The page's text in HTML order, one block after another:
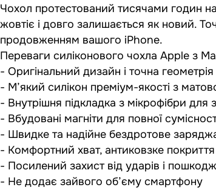
Чохол протестований тисячами годин на
жовтіє і довго залишається як новий.
продовженням вашого iPhone.
Переваги силіконового чохла Apple з
- Оригінальний дизайн і точна геометрія
- М’який силікон преміум-якості з
- Внутрішня підкладка з мікрофібри для
- Вбудовані магніти для повної
- Швидке та надійне бездротове
- Комфортний хват, антиковзке покриття
- Посилений захист від ударів і
- Не додає зайвого об’єму смартфону